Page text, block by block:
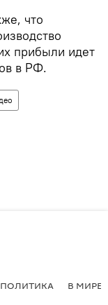
что
прибыли идет
в РФ.
ПОЛИТИКА В МИРЕ